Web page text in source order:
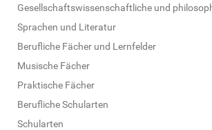
Gesellschaftswissenschaftliche und
Sprachen und Literatur
Berufliche Fächer und Lernfelder
Musische Fächer
Praktische Fächer
Berufliche Schularten
Schularten